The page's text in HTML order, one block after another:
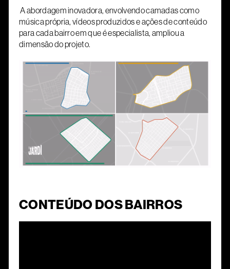
A abordagem inovadora, envolvendo camadas como
música própria, vídeos produzidos e ações de conteúdo
para cada bairro em que é especialista, ampliou a
dimensão do projeto.
CONTEÚDO DOS BAIRROS